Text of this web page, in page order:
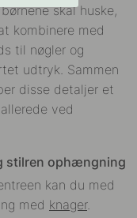
skal huske,
kombinere med
til nøgler og
udtryk. Sammen
disse detaljer et
ved
stilren ophængning
kan du med
med knager.